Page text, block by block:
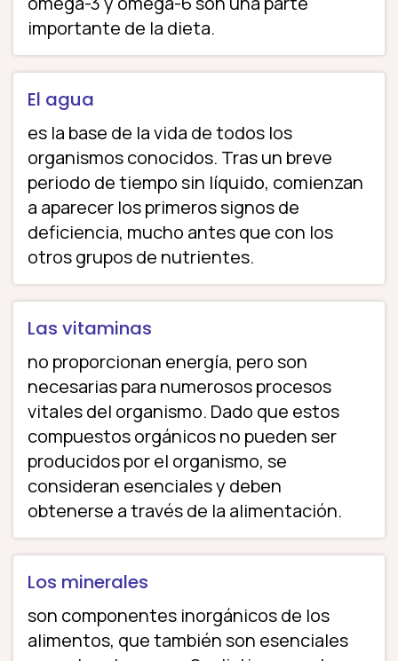
importante de la dieta.
El agua
es la base de la vida de todos los
organismos conocidos. Tras un breve
periodo de tiempo sin líquido, comienzan
a aparecer los primeros signos de
deficiencia, mucho antes que con los
otros grupos de nutrientes.
Las vitaminas
no proporcionan energía, pero son
necesarias para numerosos procesos
vitales del organismo. Dado que estos
compuestos orgánicos no pueden ser
producidos por el organismo, se
consideran esenciales y deben
obtenerse a través de la alimentación.
Los minerales
son componentes inorgánicos de los
alimentos, que también son esenciales